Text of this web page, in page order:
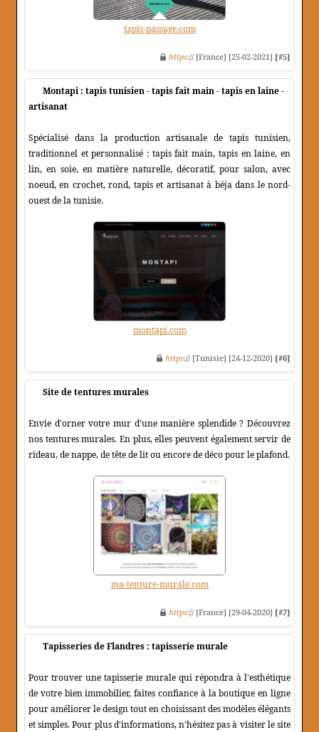
tapis-passage.com
https:// [France] [25-02-2021] [#5]
Montapi : tapis tunisien - tapis fait main - tapis en laine -
artisanat
Spécialisé dans la production artisanale de tapis tunisien,
traditionnel et personnalisé : tapis fait main, tapis en laine, en
lin, en soie, en matière naturelle, décoratif, pour salon, avec
noeud, en crochet, rond, tapis et artisanat à béja dans le nord-
ouest de la tunisie.
montapi.com
https:// [Tunisie] [24-12-2020] [#6]
Site de tentures murales
Envie d'orner votre mur d'une manière splendide ? Découvrez
nos tentures murales. En plus, elles peuvent également servir de
rideau, de nappe, de tête de lit ou encore de déco pour le plafond.
ma-tenture-murale.com
https:// [France] [29-04-2020] [#7]
Tapisseries de Flandres : tapisserie murale
Pour trouver une tapisserie murale qui répondra à l'esthétique
de votre bien immobilier, faites confiance à la boutique en ligne
pour améliorer le design tout en choisissant des modèles élégants
et simples. Pour plus d'informations, n'hésitez pas à visiter le site